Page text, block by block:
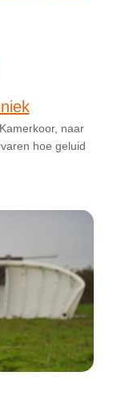
naar
hoe geluid